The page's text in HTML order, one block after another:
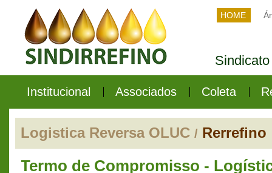
HOME
Institucional Associados Coleta
Logistica Reversa OLUC / Rerrefino
Termo de Compromisso -